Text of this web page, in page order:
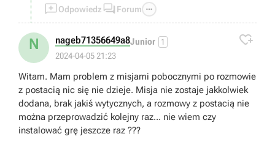
Odpowiedz  Forum 
N nageb71356649a8Junior 1
2024-04-05 21:23

Witam. Mam problem z misjami pobocznymi po rozmowie
z postacią nic się nie dzieje. Misja nie zostaje jakkolwiek
dodana, brak jakiś wytycznych, a rozmowy z postacią nie
można przeprowadzić kolejny raz... nie wiem czy
instalować grę jeszcze raz ???